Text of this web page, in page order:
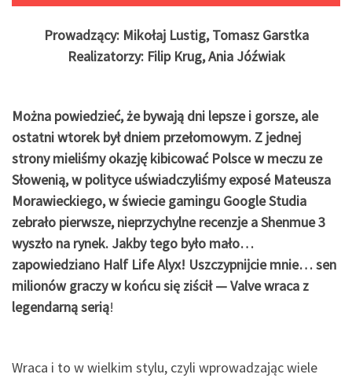
Prowadzący: Mikołaj Lustig, Tomasz Garstka
Realizatorzy: Filip Krug, Ania Jóźwiak
Można powiedzieć, że bywają dni lepsze i gorsze, ale
ostatni wtorek był dniem przełomowym. Z jednej
strony mieliśmy okazję kibicować Polsce w meczu ze
Słowenią, w polityce uświadczyliśmy exposé Mateusza
Morawieckiego, w świecie gamingu Google Studia
zebrało pierwsze, nieprzychylne recenzje a Shenmue 3
wyszło na rynek. Jakby tego było mało…
zapowiedziano Half Life Alyx! Uszczypnijcie mnie… sen
milionów graczy w końcu się ziścił — Valve wraca z
legendarną serią!
Wraca i to w wielkim stylu, czyli wprowadzając wiele